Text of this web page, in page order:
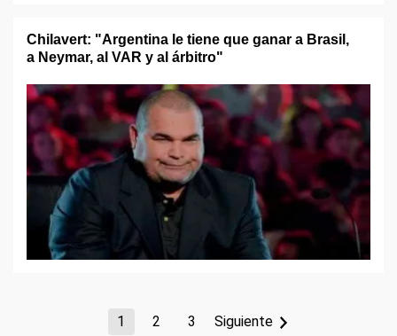
Chilavert: "Argentina le tiene que ganar a Brasil,
a Neymar, al VAR y al árbitro"
1 2 3 Siguiente